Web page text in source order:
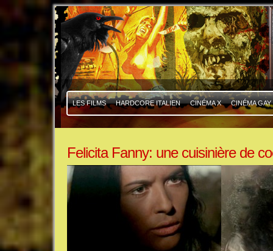
LES FILMS HARDCORE ITALIEN CINÉMA X CINÉMA GAY
Felicita Fanny: une cuisinière de